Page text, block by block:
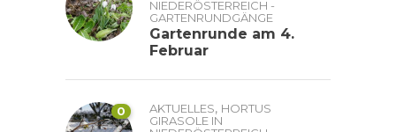
NIEDERÖSTERREICH -
GARTENRUNDGÄNGE
Gartenrunde am 4.
Februar
0 AKTUELLES, HORTUS
GIRASOLE IN